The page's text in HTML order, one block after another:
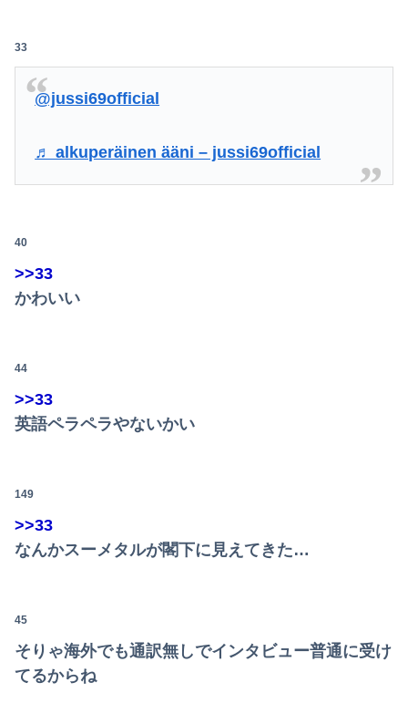
33
@jussi69official
♬ alkuperäinen ääni – jussi69official
40
>>33
かわいい
44
>>33
英語ペラペラやないかい
149
>>33
なんかスーメタルが閣下に見えてきた…
45
そりゃ海外でも通訳無しでインタビュー普通に受け
てるからね